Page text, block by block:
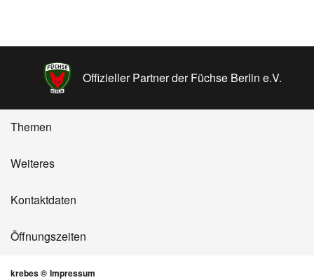
und aus einer der größten Stoffauswahlen in Berlin
Ihren Wunschbezug auszuwählen.
Offizieller Partner der Füchse Berlin e.V.
Themen
Weiteres
Kontaktdaten
Öffnungszeiten
krebes © Impressum